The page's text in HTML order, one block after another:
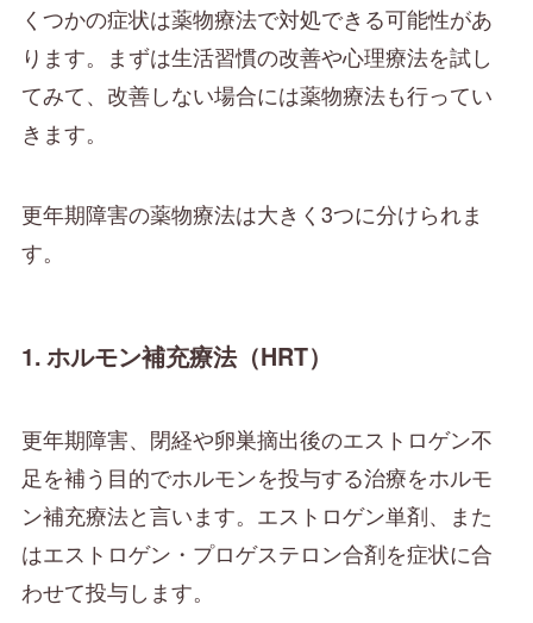
くつかの症状は薬物療法で対処できる可能性があ
ります。まずは生活習慣の改善や心理療法を試し
てみて、改善しない場合には薬物療法も行ってい
きます。
更年期障害の薬物療法は大きく3つに分けられま
す。
1. ホルモン補充療法（HRT）
更年期障害、閉経や卵巣摘出後のエストロゲン不
足を補う目的でホルモンを投与する治療をホルモ
ン補充療法と言います。エストロゲン単剤、また
はエストロゲン・プロゲステロン合剤を症状に合
わせて投与します。